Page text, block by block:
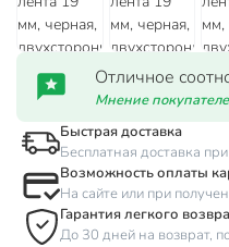
Отличное
Мнение
Быстрая доставка
Бесплатная доставка
Возможность оплаты
На сайте или при
Гарантия легкого
До 30 дней на возврат,